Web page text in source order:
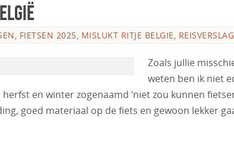
, FIETSEN 2025, MISLUKT RITJE BELGIE, REISVERSLAG
Zoals jullie
weten ben ik niet
en winter zogenaamd ‘niet zou kunnen
goed materiaal op de fiets en gewoon lekker